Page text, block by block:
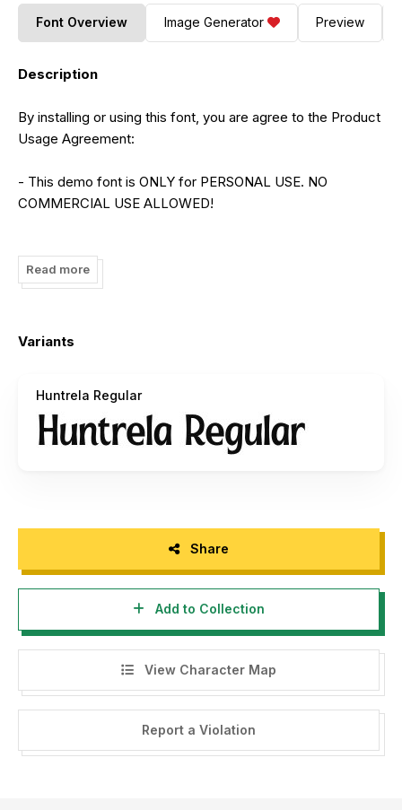
Font Overview Image Generator Preview
Description
By installing or using this font, you are agree to the Product
Usage Agreement:
- This demo font is ONLY for PERSONAL USE. NO
COMMERCIAL USE ALLOWED!
license:
https://letterena.com/product/huntrela/
- For Corporate use you have to purchase Corporate
- If you need a custom license please contact us at
storytypestudio@gmail.com
Please visit our store for more amazing fonts :
INDONESIA:
Dengan meng-install font ini, dan membaca persyaratan ini,
anda dianggap mengerti dan menyetujui semua syarat dan
Read more
Variants
Huntrela Regular
Share
Add to Collection
View Character Map
Report a Violation